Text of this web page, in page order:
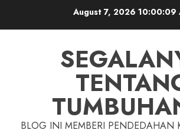
August 7, 202610:00:10
BLOG INI MEMBERI PENDEDAHAN